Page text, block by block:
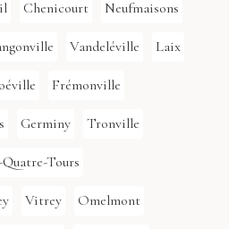
Chenicourt Neufmaisons
Vandeléville Laix
Frémonville
Germiny Tronville
Tours
Vitrey Omelmont